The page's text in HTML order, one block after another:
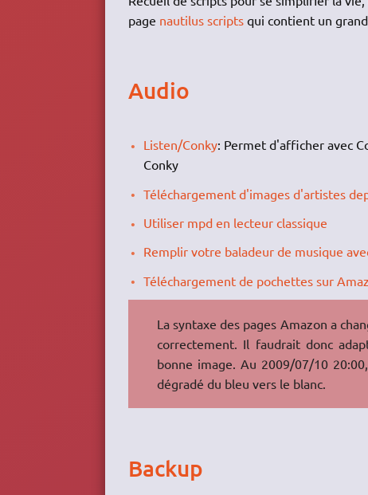
page nautilus scriptsqui contient un
Audio
Listen/Conky: Permet d'afficher avec
Conky
Téléchargement d'images d'artistes
Utiliser mpd en lecteur classique
Remplir votre baladeur de musique
Téléchargement de pochettes sur
La syntaxe des pages Amazon a
correctement. Il faudrait donc
bonne image. Au 2009/07/10
dégradé du bleu vers le blanc.
Backup